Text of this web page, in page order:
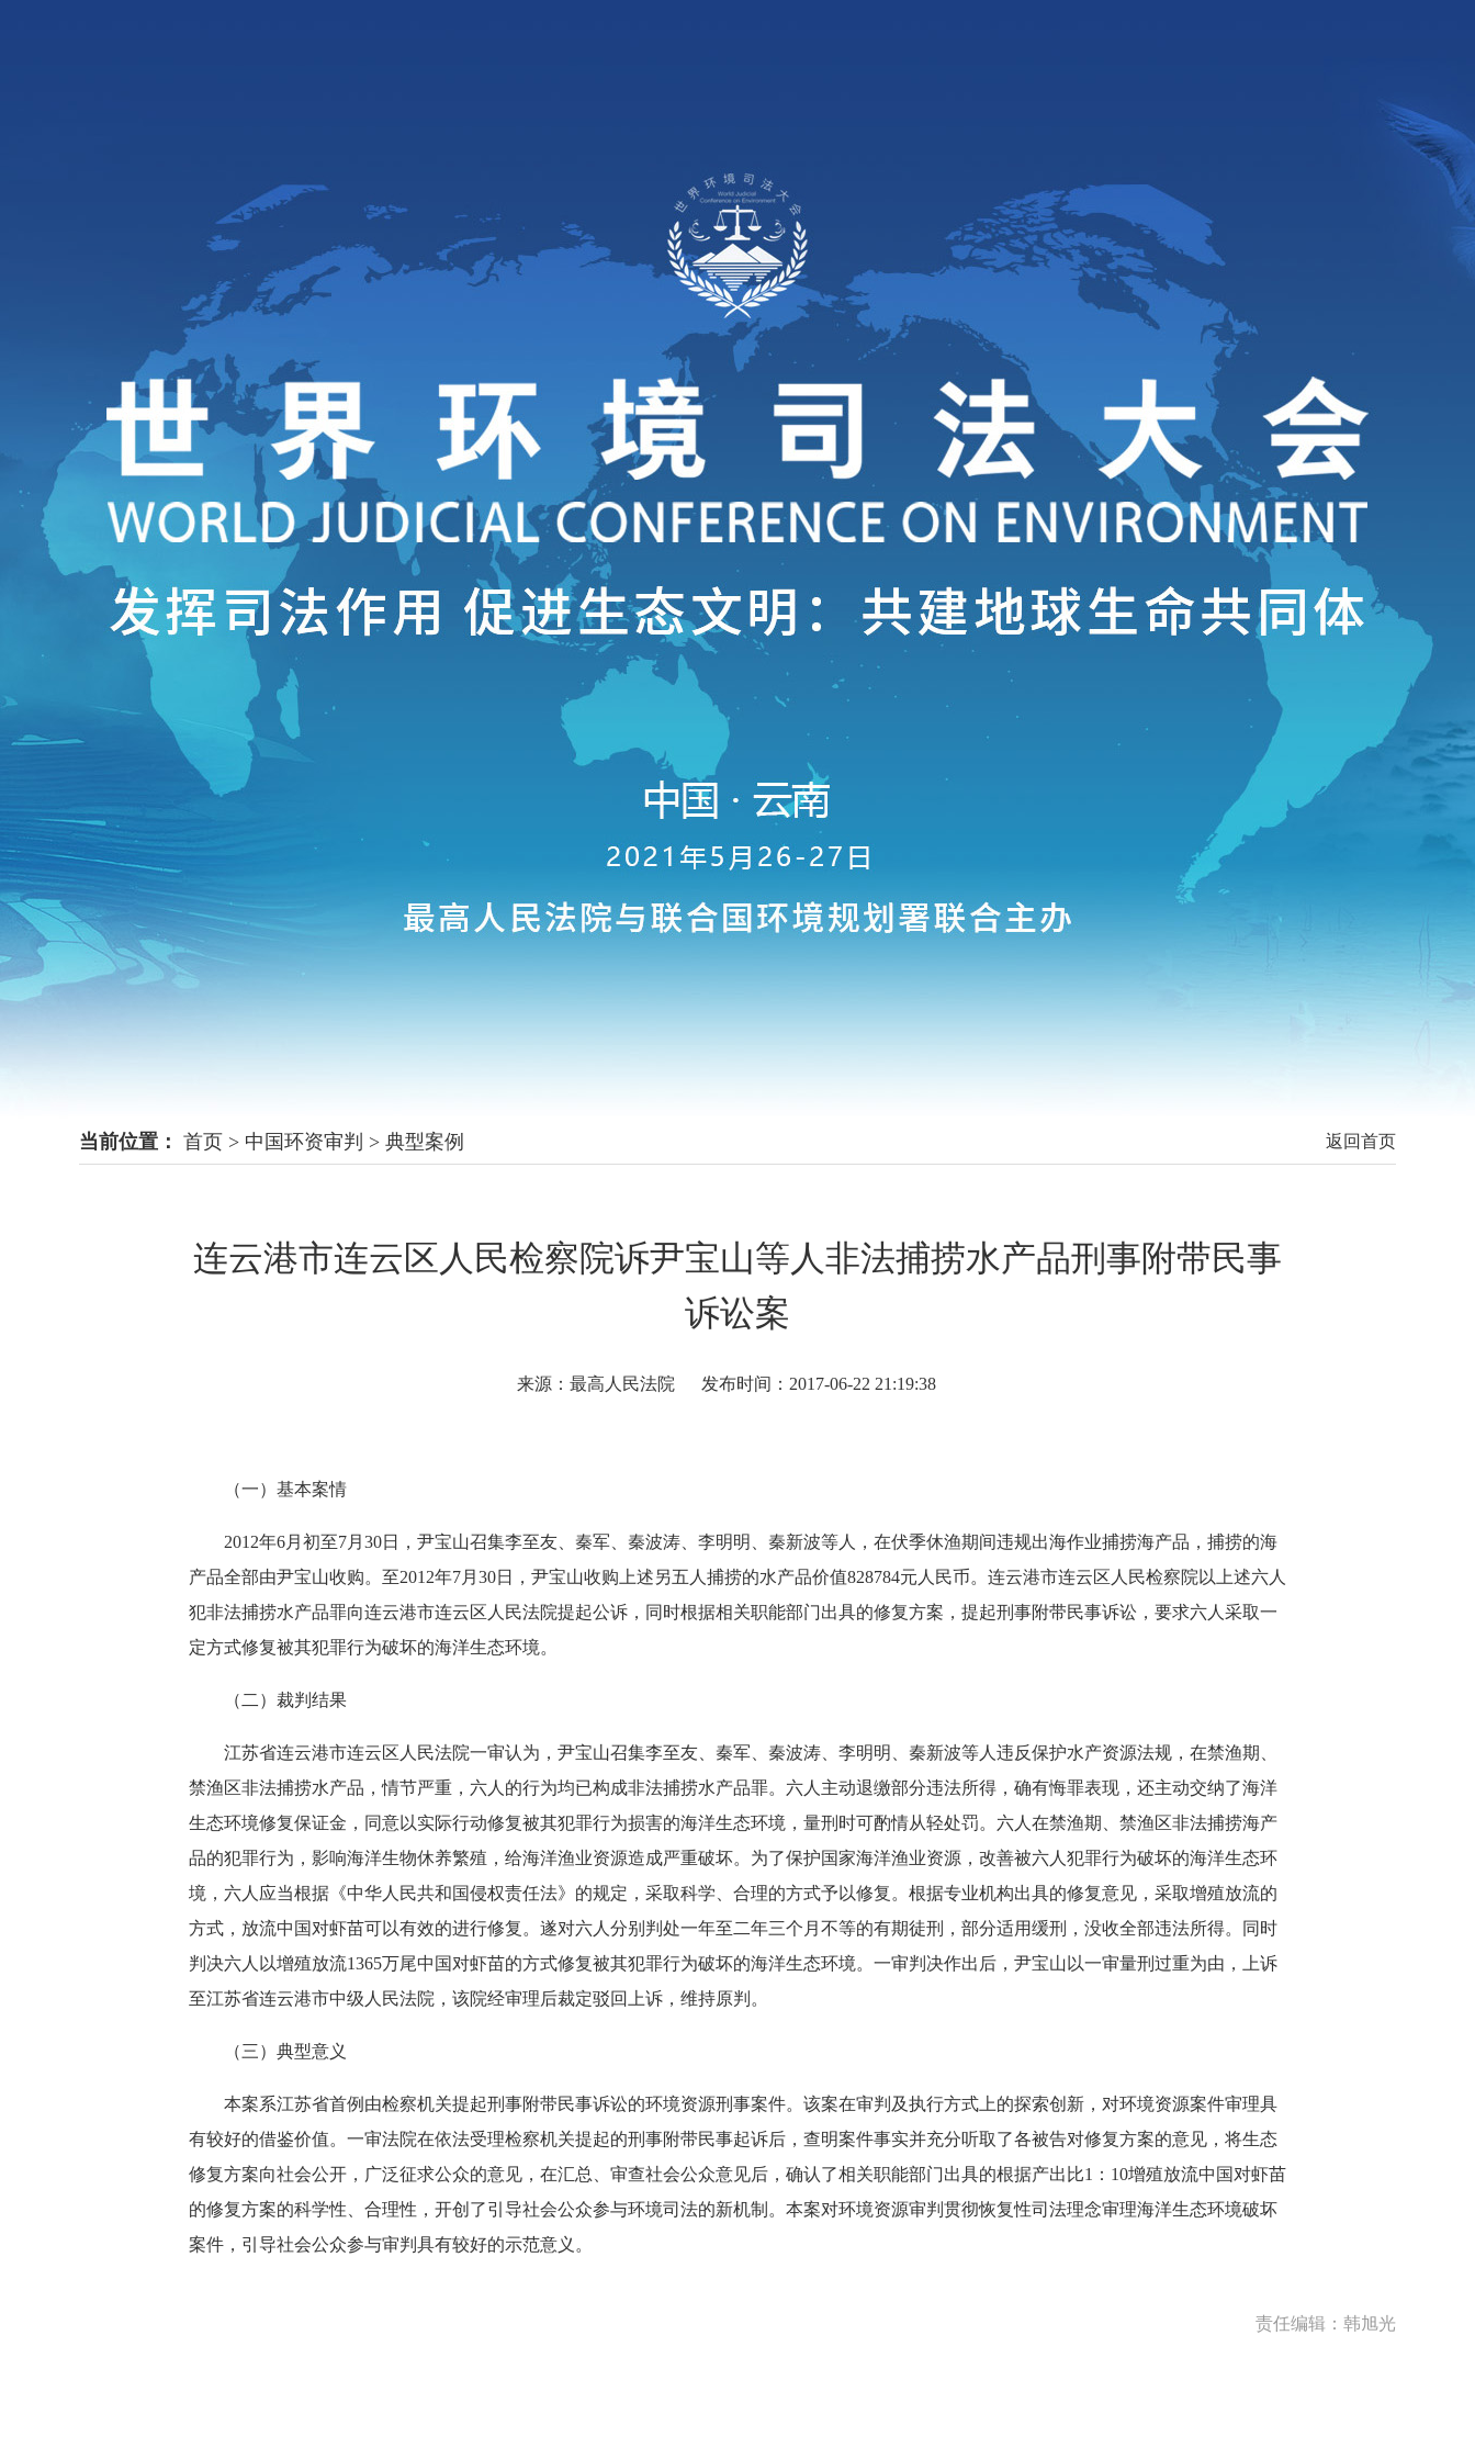
当前位置： 首页 > 中国环资审判 > 典型案例 返回首页
连云港市连云区人民检察院诉尹宝山等人非法捕捞水产品刑事附带民事
诉讼案
来源：最高人民法院 发布时间：2017-06-22 21:19:38
（一）基本案情
2012年6月初至7月30日，尹宝山召集李至友、秦军、秦波涛、李明明、秦新波等人，在伏季休渔期间违规出海作业捕捞海产品，捕捞的海
产品全部由尹宝山收购。至2012年7月30日，尹宝山收购上述另五人捕捞的水产品价值828784元人民币。连云港市连云区人民检察院以上述六人
犯非法捕捞水产品罪向连云港市连云区人民法院提起公诉，同时根据相关职能部门出具的修复方案，提起刑事附带民事诉讼，要求六人采取一
定方式修复被其犯罪行为破坏的海洋生态环境。
（二）裁判结果
江苏省连云港市连云区人民法院一审认为，尹宝山召集李至友、秦军、秦波涛、李明明、秦新波等人违反保护水产资源法规，在禁渔期、
禁渔区非法捕捞水产品，情节严重，六人的行为均已构成非法捕捞水产品罪。六人主动退缴部分违法所得，确有悔罪表现，还主动交纳了海洋
生态环境修复保证金，同意以实际行动修复被其犯罪行为损害的海洋生态环境，量刑时可酌情从轻处罚。六人在禁渔期、禁渔区非法捕捞海产
品的犯罪行为，影响海洋生物休养繁殖，给海洋渔业资源造成严重破坏。为了保护国家海洋渔业资源，改善被六人犯罪行为破坏的海洋生态环
境，六人应当根据《中华人民共和国侵权责任法》的规定，采取科学、合理的方式予以修复。根据专业机构出具的修复意见，采取增殖放流的
方式，放流中国对虾苗可以有效的进行修复。遂对六人分别判处一年至二年三个月不等的有期徒刑，部分适用缓刑，没收全部违法所得。同时
判决六人以增殖放流1365万尾中国对虾苗的方式修复被其犯罪行为破坏的海洋生态环境。一审判决作出后，尹宝山以一审量刑过重为由，上诉
至江苏省连云港市中级人民法院，该院经审理后裁定驳回上诉，维持原判。
（三）典型意义
本案系江苏省首例由检察机关提起刑事附带民事诉讼的环境资源刑事案件。该案在审判及执行方式上的探索创新，对环境资源案件审理具
有较好的借鉴价值。一审法院在依法受理检察机关提起的刑事附带民事起诉后，查明案件事实并充分听取了各被告对修复方案的意见，将生态
修复方案向社会公开，广泛征求公众的意见，在汇总、审查社会公众意见后，确认了相关职能部门出具的根据产出比1：10增殖放流中国对虾苗
的修复方案的科学性、合理性，开创了引导社会公众参与环境司法的新机制。本案对环境资源审判贯彻恢复性司法理念审理海洋生态环境破坏
案件，引导社会公众参与审判具有较好的示范意义。
责任编辑：韩旭光